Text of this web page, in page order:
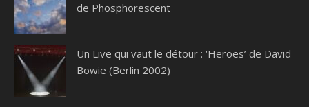
de Phosphorescent
Un Live qui vaut le détour : ‘Heroes’ de David
Bowie (Berlin 2002)